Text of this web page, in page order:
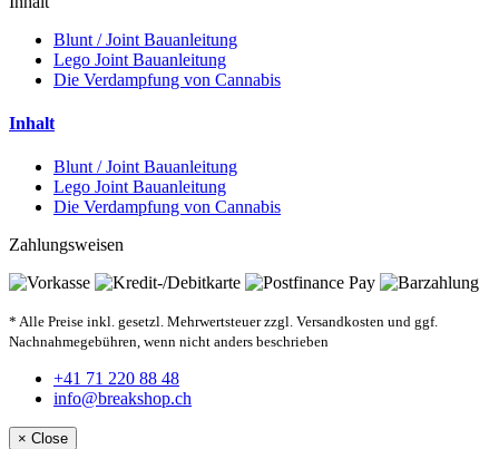
Blunt / Joint Bauanleitung
Lego Joint Bauanleitung
Die Verdampfung von Cannabis
Inhalt
Blunt / Joint Bauanleitung
Lego Joint Bauanleitung
Die Verdampfung von Cannabis
Zahlungsweisen
* Alle Preise inkl. gesetzl. Mehrwertsteuer zzgl. Versandkosten und ggf.
Nachnahmegebühren, wenn nicht anders beschrieben
+41 71 220 88 48
info@breakshop.ch
× Close